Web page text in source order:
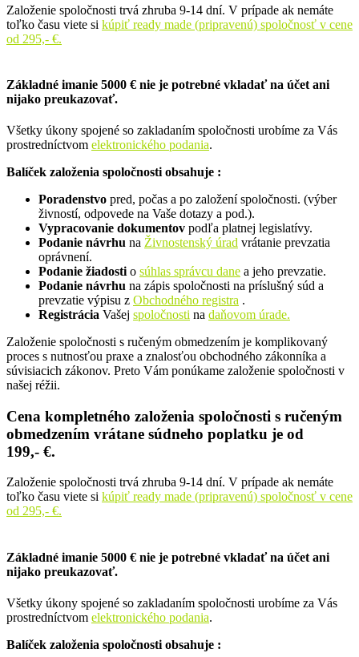
Založenie spoločnosti trvá zhruba 9-14 dní. V prípade ak nemáte
toľko času viete si kúpiť ready made (pripravenú) spoločnosť v cene
od 295,- €.
Základné imanie 5000 € nie je potrebné vkladať na účet ani
nijako preukazovať.
Všetky úkony spojené so zakladaním spoločnosti urobíme za Vás
prostredníctvom elektronického podania.
Balíček založenia spoločnosti obsahuje :
Poradenstvo pred, počas a po založení spoločnosti. (výber
živností, odpovede na Vaše dotazy a pod.).
Vypracovanie dokumentov podľa platnej legislatívy.
Podanie návrhu na Živnostenský úrad vrátanie prevzatia
oprávnení.
Podanie žiadosti o súhlas správcu dane a jeho prevzatie.
Podanie návrhu na zápis spoločnosti na príslušný súd a
prevzatie výpisu z Obchodného registra .
Registrácia Vašej spoločnosti na daňovom úrade.
Založenie spoločnosti s ručeným obmedzením je komplikovaný
proces s nutnosťou praxe a znalosťou obchodného zákonníka a
súvisiacich zákonov. Preto Vám ponúkame založenie spoločnosti v
našej réžii.
Cena kompletného založenia spoločnosti s ručeným
obmedzením vrátane súdneho poplatku je od
199,- €.
Založenie spoločnosti trvá zhruba 9-14 dní. V prípade ak nemáte
toľko času viete si kúpiť ready made (pripravenú) spoločnosť v cene
od 295,- €.
Základné imanie 5000 € nie je potrebné vkladať na účet ani
nijako preukazovať.
Všetky úkony spojené so zakladaním spoločnosti urobíme za Vás
prostredníctvom elektronického podania.
Balíček založenia spoločnosti obsahuje :